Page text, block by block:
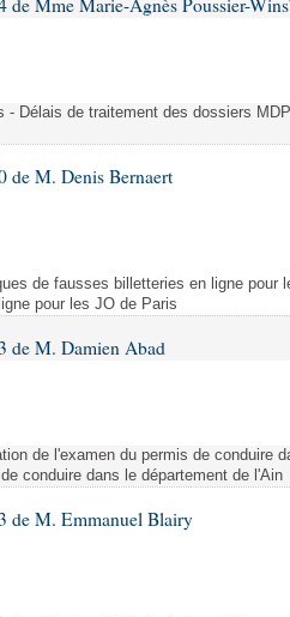
lois
lois
de Mme Marie-Agnès Poussier-
- Délais de traitement des dossiers
de M. Denis Bernaert
de fausses billetteries en ligne pour
pour les JO de Paris
de M. Damien Abad
de l'examen du permis de conduire
conduire dans le département de l'Ain
de M. Emmanuel Blairy